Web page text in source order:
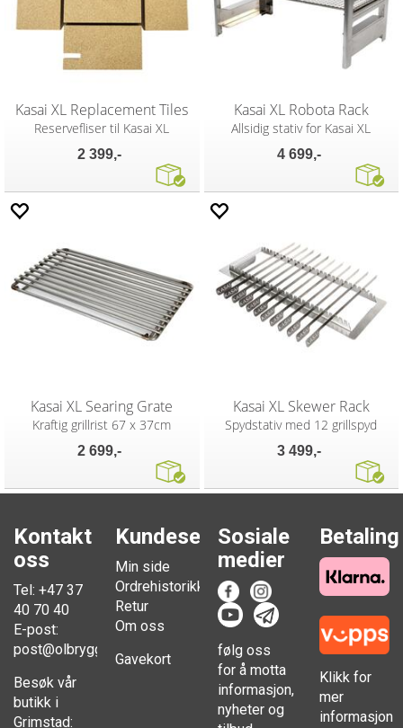
Kasai XL Replacement Tiles
Reservefliser til Kasai XL
2 399,-
Kasai XL Robota Rack
Allsidig stativ for Kasai XL
4 699,-
Kasai XL Searing Grate
Kraftig grillrist 67 x 37cm
2 699,-
Kasai XL Skewer Rack
Spydstativ med 12 grillspyd
3 499,-
Kontakt
oss
Tel: +47 37
40 70 40
E-post:
post@olbrygging.no
Besøk vår
butikk i
Grimstad:
Kundesenter
Min side
Ordrehistorikk
Retur
Om oss
Gavekort
Sosiale
medier
følg oss
for å motta
informasjon,
nyheter og
Betaling
Klikk for
mer
informasjon